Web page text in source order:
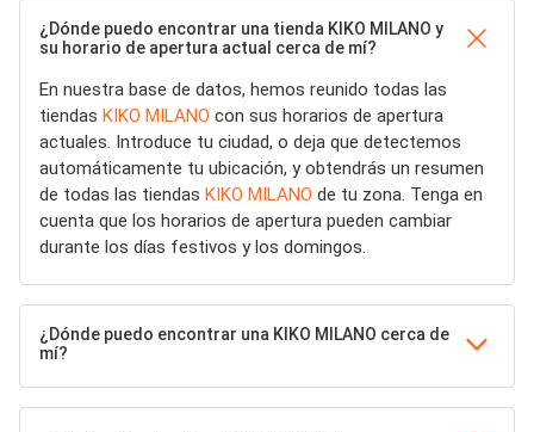
¿Dónde puedo encontrar una tienda KIKO MILANO y
su horario de apertura actual cerca de mí?
En nuestra base de datos, hemos reunido todas las
tiendas KIKO MILANO con sus horarios de apertura
actuales. Introduce tu ciudad, o deja que detectemos
automáticamente tu ubicación, y obtendrás un resumen
de todas las tiendas KIKO MILANO de tu zona. Tenga en
cuenta que los horarios de apertura pueden cambiar
durante los días festivos y los domingos.
¿Dónde puedo encontrar una KIKO MILANO cerca de
mí?